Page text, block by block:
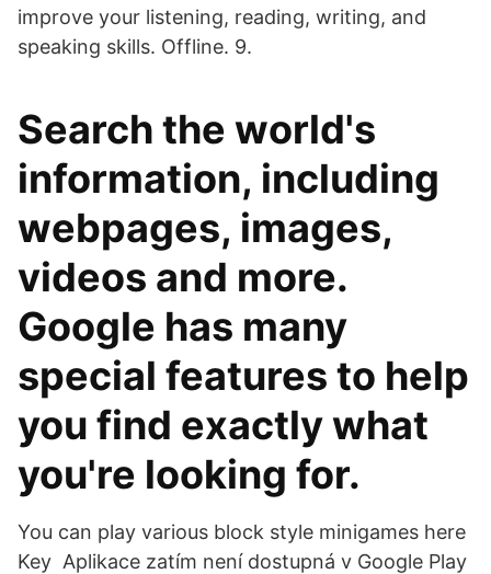
improve your listening, reading, writing, and
speaking skills. Offline. 9.
Search the world's
information, including
webpages, images,
videos and more.
Google has many
special features to help
you find exactly what
you're looking for.
You can play various block style minigames here
Key Aplikace zatím není dostupná v Google Play